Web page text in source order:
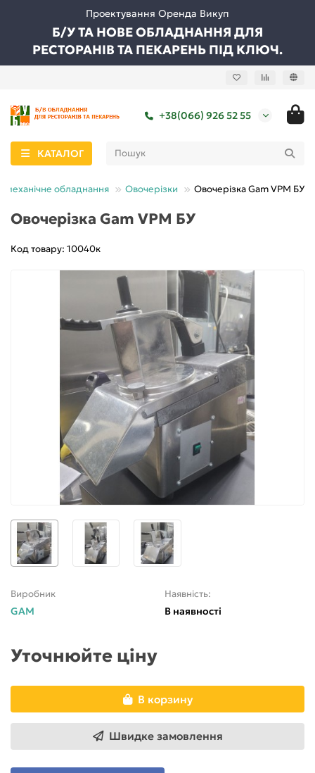
Проектування Оренда Викуп
Б/У ТА НОВЕ ОБЛАДНАННЯ ДЛЯ
РЕСТОРАНІВ ТА ПЕКАРЕНЬ ПІД КЛЮЧ.
+38(066) 926 52 55
КАТАЛОГ
обладнання Овочерізки Овочерізка Gam VPM БУ
Овочерізка Gam VPM БУ
Код товару: 10040к
Виробник
GAM
Наявність:
В наявності
Уточнюйте ціну
В корзину
Швидке замовлення